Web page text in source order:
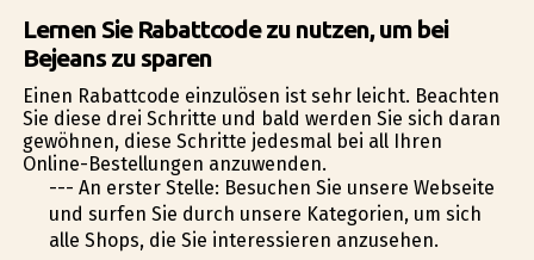
Lernen Sie Rabattcode zu nutzen, um bei
Bejeans zu sparen
Einen Rabattcode einzulösen ist sehr leicht. Beachten
Sie diese drei Schritte und bald werden Sie sich daran
gewöhnen, diese Schritte jedesmal bei all Ihren
Online-Bestellungen anzuwenden.
--- An erster Stelle: Besuchen Sie unsere Webseite
und surfen Sie durch unsere Kategorien, um sich
alle Shops, die Sie interessieren anzusehen.